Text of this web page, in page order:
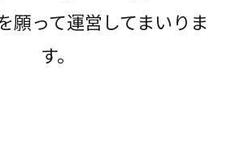
願って運営してまいりま
す。